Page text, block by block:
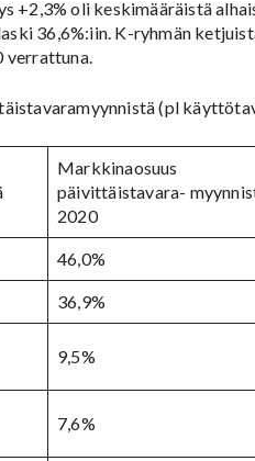
+2,3% oli keskimääräistä
36,6%:iin. K-ryhmän
verrattuna.
(pl
Markkinaosuus
päivittäistavara-
2020
46,0%
36,9%
9,5%
7,6%